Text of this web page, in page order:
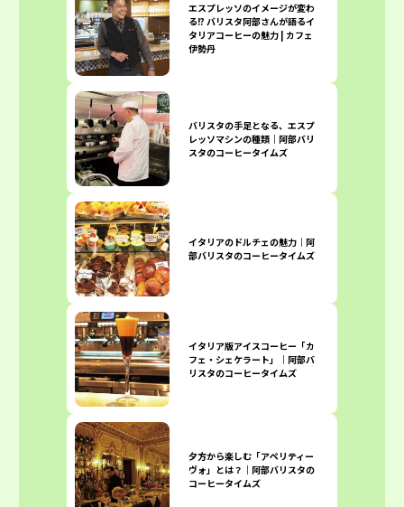
エスプレッソのイメージが変わ
る!? バリスタ阿部さんが語るイ
タリアコーヒーの魅力 | カフェ
伊勢丹
バリスタの手足となる、エスプ
レッソマシンの種類｜阿部バリ
スタのコーヒータイムズ
イタリアのドルチェの魅力｜阿
部バリスタのコーヒータイムズ
イタリア版アイスコーヒー「カ
フェ・シェケラート」｜阿部バ
リスタのコーヒータイムズ
夕方から楽しむ「アペリティー
ヴォ」とは？｜阿部バリスタの
コーヒータイムズ